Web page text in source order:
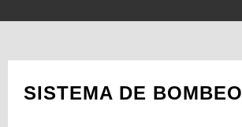
SISTEMA DE BOMBEO